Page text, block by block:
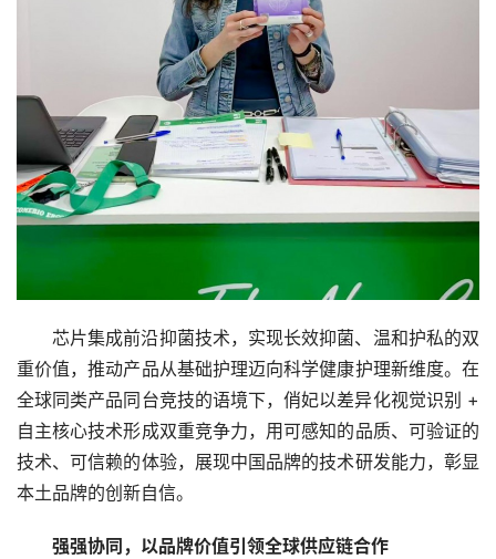
芯片集成前沿抑菌技术，实现长效抑菌、温和护私的双
重价值，推动产品从基础护理迈向科学健康护理新维度。在
全球同类产品同台竞技的语境下，俏妃以差异化视觉识别 +
自主核心技术形成双重竞争力，用可感知的品质、可验证的
技术、可信赖的体验，展现中国品牌的技术研发能力，彰显
本土品牌的创新自信。
强强协同，以品牌价值引领全球供应链合作